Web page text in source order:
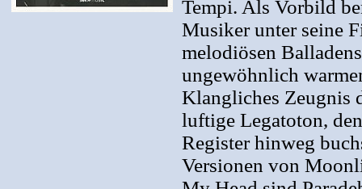
Tempi. Als Vorbild
Musiker unter seine
melodiösen
ungewöhnlich
Klangliches Zeugnis
luftige Legatoton,
Register hinweg
Versionen von